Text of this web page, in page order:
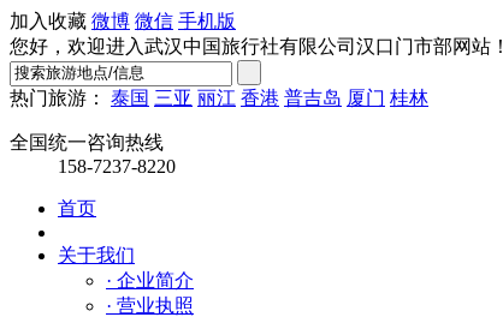
加入收藏 微博 微信 手机版
您好，欢迎进入武汉中国旅行社有限公司汉口门市部网站！
热门旅游： 泰国 三亚 丽江 香港 普吉岛 厦门 桂林
全国统一咨询热线
158-7237-8220
首页
关于我们
· 企业简介
· 营业执照